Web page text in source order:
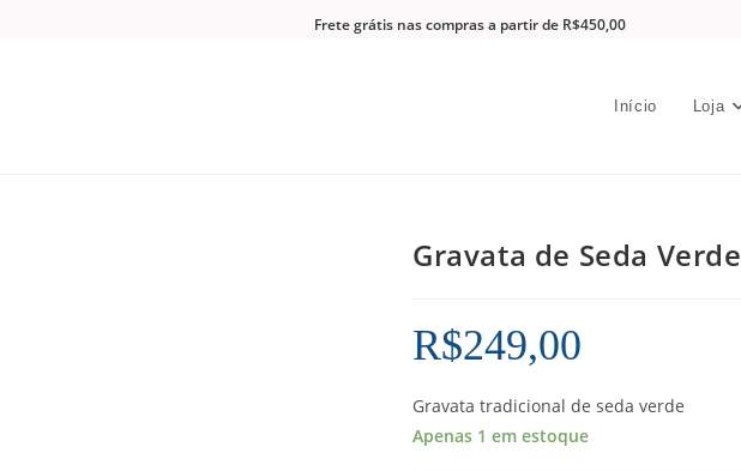
Frete grátis nas compras a partir de R$450,00
Início Loja
Gravata de Seda Verde
R$249,00
Gravata tradicional de seda verde
Apenas 1 em estoque